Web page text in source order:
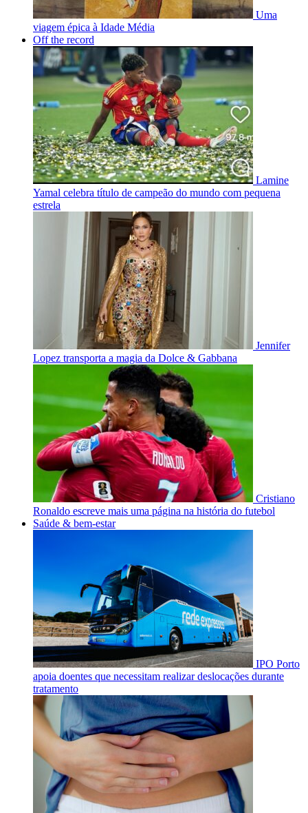
Uma
viagem épica à Idade Média
Off the record
Lamine
Yamal celebra título de campeão do mundo com pequena
estrela
Jennifer
Lopez transporta a magia da Dolce & Gabbana
Cristiano
Ronaldo escreve mais uma página na história do futebol
Saúde & bem-estar
IPO Porto
apoia doentes que necessitam realizar deslocações durante
tratamento